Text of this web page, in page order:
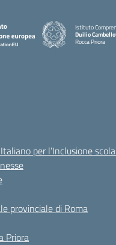
Istituto
Duilio
Rocca Priora
per l’Inclusione
provinciale di Roma
Priora